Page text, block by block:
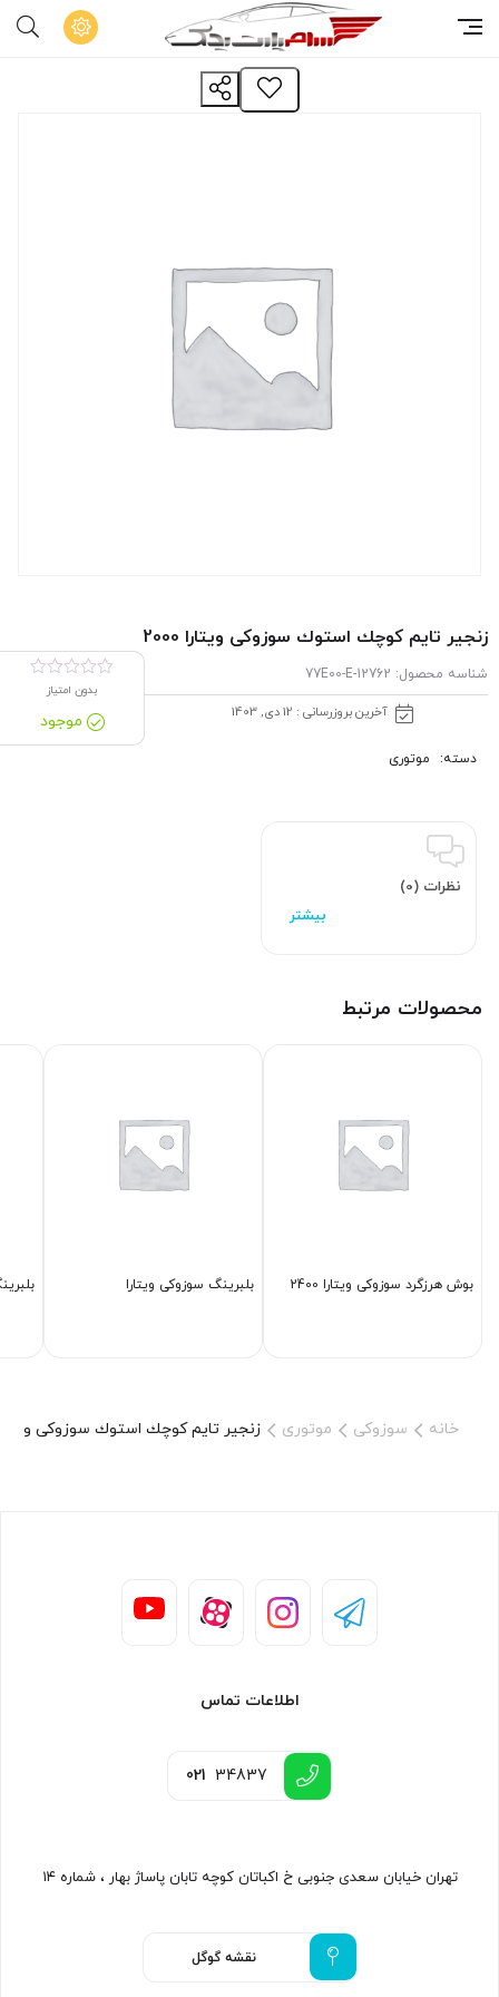
زنجیر تایم كوچك استوك سوزوکی ویتارا 2000
شناسه محصول: 12762-77E00-E
آخرین بروزرسانی : 12 دی, 1403
بدون امتیاز
موجود
دسته: موتوری
نظرات (0)
محصولات مرتبط
بوش هرزگرد سوزوکی ویتارا 2400 بلبرینگ سوزوکی ویتارا بلبرینگ
خانه سوزوکی موتوری زنجیر تایم كوچك استوك سوزوکی ویتارا
اطلاعات تماس
021 34837
تهران خیابان سعدی جنوبی خ اکباتان کوچه تابان پاساژ بهار ، شماره ۱۴
نقشه گوگل